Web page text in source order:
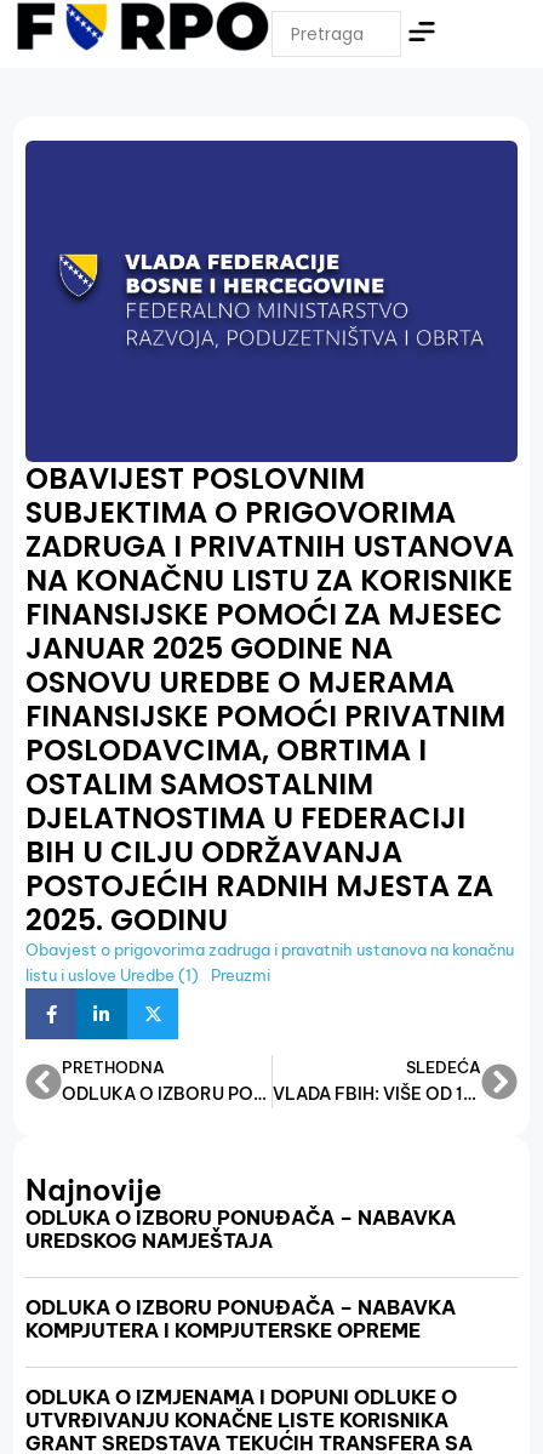
OBAVIJEST POSLOVNIM
SUBJEKTIMA O PRIGOVORIMA
ZADRUGA I PRIVATNIH USTANOVA
NA KONAČNU LISTU ZA KORISNIKE
FINANSIJSKE POMOĆI ZA MJESEC
JANUAR 2025 GODINE NA
OSNOVU UREDBE O MJERAMA
FINANSIJSKE POMOĆI PRIVATNIM
POSLODAVCIMA, OBRTIMA I
OSTALIM SAMOSTALNIM
DJELATNOSTIMA U FEDERACIJI
BIH U CILJU ODRŽAVANJA
POSTOJEĆIH RADNIH MJESTA ZA
2025. GODINU
Obavjest o prigovorima zadruga i pravatnih ustanova na konačnu
listu i uslove Uredbe (1)
Preuzmi
PRETHODNA
ODLUKA O IZBORU PONUĐAČA ZA NABAVKU USLUGE TEHNIČKE PODRŠKE I ODRŽAVANJA DMS OWIS SISTEMA ZA POTREBE FMRPO
SLEDEĆA
VLADA FBIH: VIŠE OD 11,7 MILIONA KM FINANSIJSKE POMOĆI ZA 16.741 PRIVATNIH POSLODAVCA ZA FEBRUAR OVE GODINE
Najnovije
ODLUKA O IZBORU PONUĐAČA – NABAVKA
UREDSKOG NAMJEŠTAJA
ODLUKA O IZBORU PONUĐAČA – NABAVKA
KOMPJUTERA I KOMPJUTERSKE OPREME
ODLUKA O IZMJENAMA I DOPUNI ODLUKE O
UTVRĐIVANJU KONAČNE LISTE KORISNIKA
GRANT SREDSTAVA TEKUĆIH TRANSFERA SA